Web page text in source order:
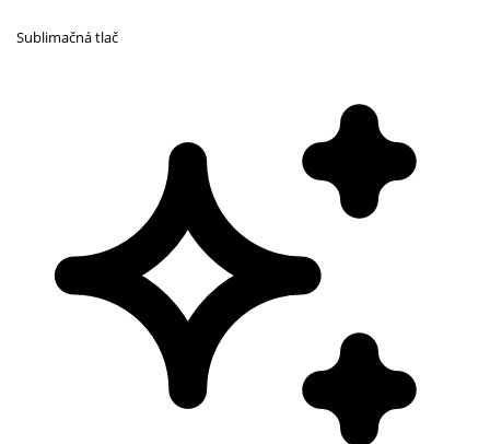
Sublimačná tlač